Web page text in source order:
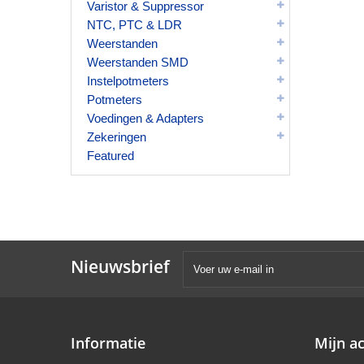
Varistor & Suppressor
NTC, PTC & LDR
Weerstanden
Weerstanden SMD
Instelpotmeters
Potmeters
Voedingen & Adapters
Zekeringen
Featured
Nieuwsbrief
Informatie Mijn